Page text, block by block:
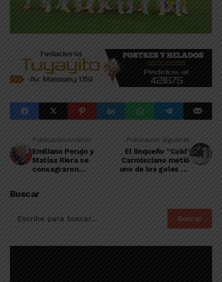
Publicación Anterior
Emiliano Perujo y
Matías Riera se
consagraron
de Julio
Publicación Siguiente
El linqueño “Coki”
Carmisciano metió
uno de los goles de
Buscar
Buscar